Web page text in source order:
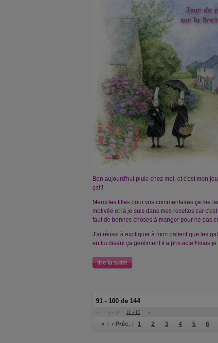
Bon aujourd'hui pluie chez moi, et c'est mon
ça!!!
Merci les filles pour vos commentaires ça me
motivée et là je suis dans mes recettes car
faut de bonnes choses à manger pour ne pas
J'ai réussi à expliquer à mon patient que les
en lui disant ça gentiment il a pris acte!!!mais
lire la suite
91 - 100 de 144
« 1 - 10 11 - 15 »
« ‹ Préc. 1 2 3 4 5 6